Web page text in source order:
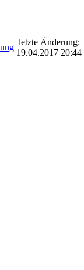
letzte Änderung:
19.04.2017 20:44